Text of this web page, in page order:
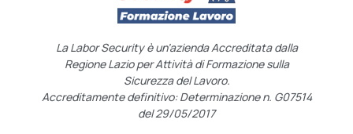
La Labor Security è un’azienda Accreditata dalla
Regione Lazio per Attività di Formazione sulla
Sicurezza del Lavoro.
Accreditamente definitivo: Determinazione n. G07514
del 29/05/2017